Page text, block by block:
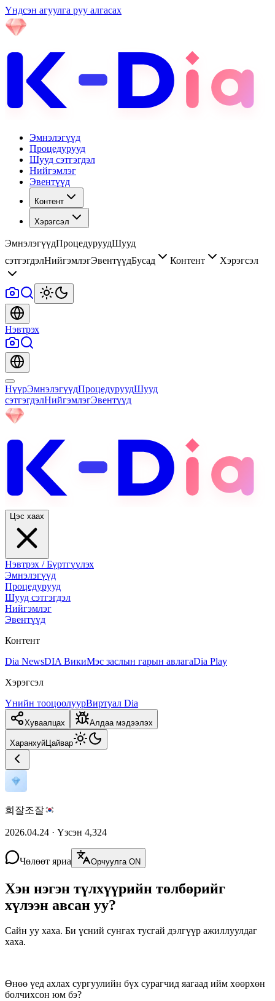
Үндсэн агуулга руу алгасах
Эмнэлэгүүд
Процедурууд
Шууд сэтгэгдэл
Нийгэмлэг
Эвентүүд
Контент
Хэрэгсэл
ЭмнэлэгүүдПроцедуруудШууд
сэтгэгдэлНийгэмлэгЭвентүүдБусад Контент Хэрэгсэл
Нэвтрэх
НүүрЭмнэлэгүүдПроцедуруудШууд
сэтгэгдэлНийгэмлэгЭвентүүд
Цэс хаах
Нэвтрэх / Бүртгүүлэх
Эмнэлэгүүд
Процедурууд
Шууд сэтгэгдэл
Нийгэмлэг
Эвентүүд
Контент
Dia NewsDIA ВикиМэс заслын гарын авлагаDia Play
Хэрэгсэл
Үнийн тооцоолуурВиртуал Dia
Хуваалцах Алдаа мэдээлэх
ХаранхуйЦайвар
희잘조잘
2026.04.24 · Үзсэн 4,324
Чөлөөт яриа Орчуулга ON
Хэн нэгэн түлхүүрийн төлбөрийг
хүлээн авсан уу?
Сайн уу хаха. Би үсний сунгах тусгай дэлгүүр ажиллуулдаг
хаха.
Өнөө үед ахлах сургуулийн бүх сурагчид яагаад ийм хөөрхөн
болчихсон юм бэ?